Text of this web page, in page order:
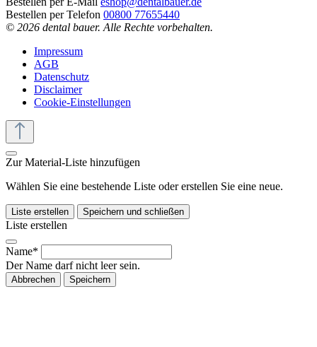
Bestellen per Telefon 00800 77655440
© 2026 dental bauer. Alle Rechte vorbehalten.
Impressum
AGB
Datenschutz
Disclaimer
Cookie-Einstellungen
Zur Material-Liste hinzufügen
Wählen Sie eine bestehende Liste oder erstellen Sie eine neue.
Liste erstellen Speichern und schließen
Liste erstellen
Name*
Der Name darf nicht leer sein.
Abbrechen Speichern